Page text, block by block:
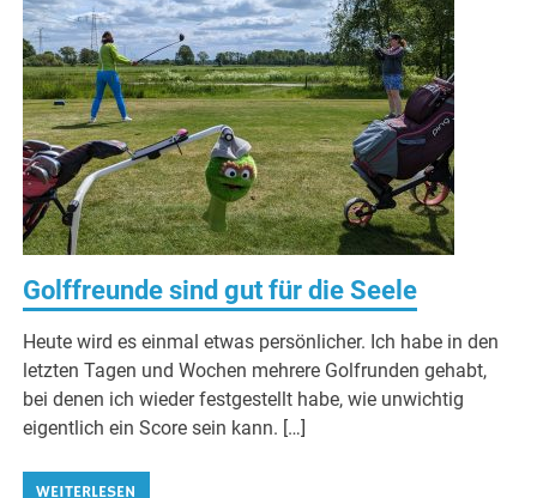
Golffreunde sind gut für die Seele
Heute wird es einmal etwas persönlicher. Ich habe in den
letzten Tagen und Wochen mehrere Golfrunden gehabt,
bei denen ich wieder festgestellt habe, wie unwichtig
eigentlich ein Score sein kann. […]
WEITERLESEN